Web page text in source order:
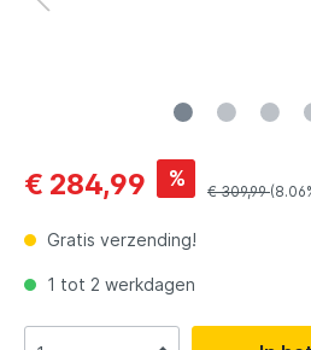
€ 284,99 %
€ 309,99
Gratis verzending!
1 tot 2 werkdagen